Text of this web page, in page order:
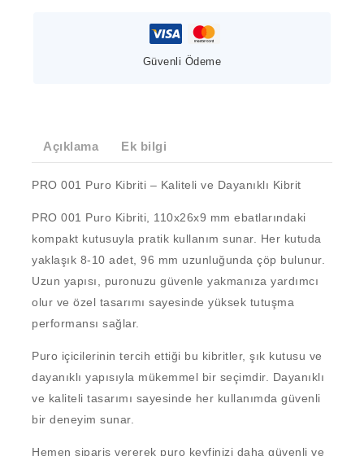
Güvenli Ödeme
Açıklama Ek bilgi
PRO 001 Puro Kibriti – Kaliteli ve Dayanıklı Kibrit
PRO 001 Puro Kibriti, 110x26x9 mm ebatlarındaki
kompakt kutusuyla pratik kullanım sunar. Her kutuda
yaklaşık 8-10 adet, 96 mm uzunluğunda çöp bulunur.
Uzun yapısı, puronuzu güvenle yakmanıza yardımcı
olur ve özel tasarımı sayesinde yüksek tutuşma
performansı sağlar.
Puro içicilerinin tercih ettiği bu kibritler, şık kutusu ve
dayanıklı yapısıyla mükemmel bir seçimdir. Dayanıklı
ve kaliteli tasarımı sayesinde her kullanımda güvenli
bir deneyim sunar.
Hemen sipariş vererek puro keyfinizi daha güvenli ve